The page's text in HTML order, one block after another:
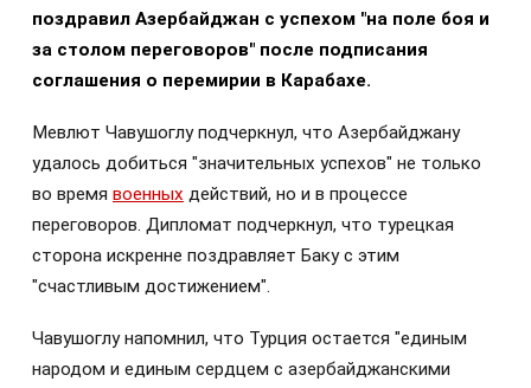
поздравил Азербайджан с успехом "на поле боя и
за столом переговоров" после подписания
соглашения о перемирии в Карабахе.
Мевлют Чавушоглу подчеркнул, что Азербайджану
удалось добиться "значительных успехов" не только
во время военных действий, но и в процессе
переговоров. Дипломат подчеркнул, что турецкая
сторона искренне поздравляет Баку с этим
"счастливым достижением".
Чавушоглу напомнил, что Турция остается "единым
народом и единым сердцем с азербайджанскими